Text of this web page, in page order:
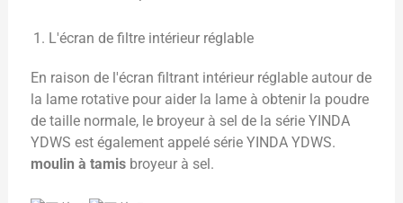
L'écran de filtre intérieur réglable
En raison de l'écran filtrant intérieur réglable autour de
la lame rotative pour aider la lame à obtenir la poudre
de taille normale, le broyeur à sel de la série YINDA
YDWS est également appelé série YINDA YDWS.
moulin à tamisbroyeur à sel.